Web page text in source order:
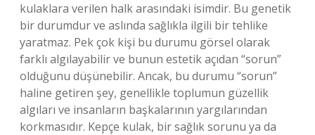
kulaklara verilen halk arasındaki isimdir. Bu genetik
bir durumdur ve aslında sağlıkla ilgili bir tehlike
yaratmaz. Pek çok kişi bu durumu görsel olarak
farklı algılayabilir ve bunun estetik açıdan “sorun”
olduğunu düşünebilir. Ancak, bu durumu “sorun”
haline getiren şey, genellikle toplumun güzellik
algıları ve insanların başkalarının yargılarından
korkmasıdır. Kepçe kulak, bir sağlık sorunu ya da